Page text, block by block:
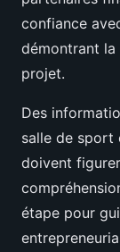
confiance
démontrant la
projet.
Des
salle de sport
doivent
étape pour